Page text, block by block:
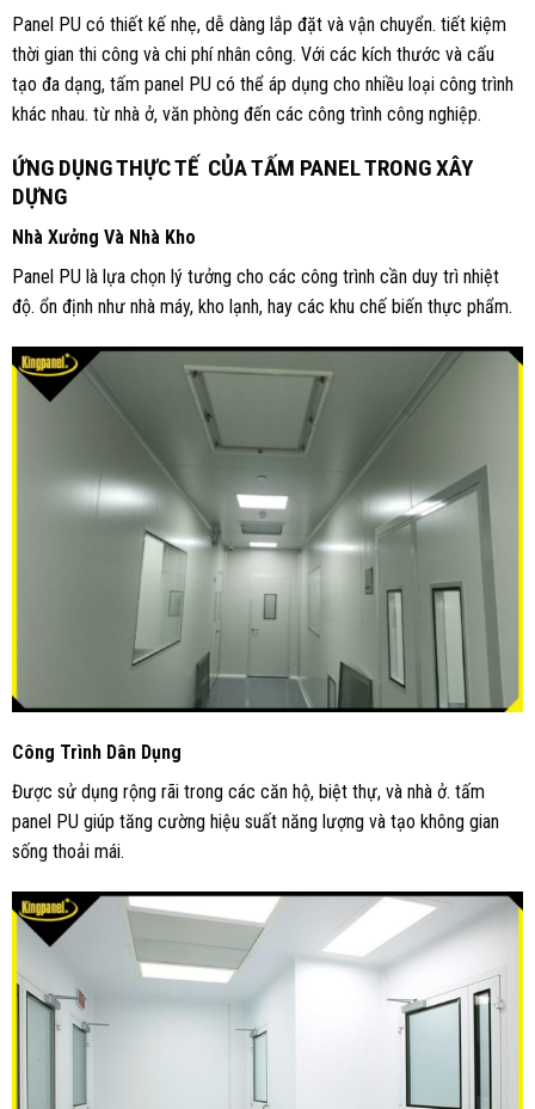
Panel PU có thiết kế nhẹ, dễ dàng lắp đặt và vận chuyển. tiết kiệm
thời gian thi công và chi phí nhân công. Với các kích thước và cấu
tạo đa dạng, tấm panel PU có thể áp dụng cho nhiều loại công trình
khác nhau. từ nhà ở, văn phòng đến các công trình công nghiệp.
ỨNG DỤNG THỰC TẾ CỦA TẤM PANEL TRONG XÂY
DỰNG
Nhà Xưởng Và Nhà Kho
Panel PU là lựa chọn lý tưởng cho các công trình cần duy trì nhiệt
độ. ổn định như nhà máy, kho lạnh, hay các khu chế biến thực phẩm.
Công Trình Dân Dụng
Được sử dụng rộng rãi trong các căn hộ, biệt thự, và nhà ở. tấm
panel PU giúp tăng cường hiệu suất năng lượng và tạo không gian
sống thoải mái.